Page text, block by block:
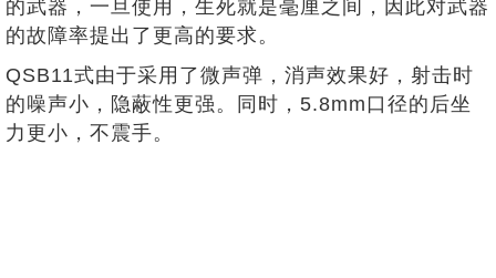
的武器，一旦使用，生死就是毫厘之间，因此对武器
的故障率提出了更高的要求。
QSB11式由于采用了微声弹，消声效果好，射击时
的噪声小，隐蔽性更强。同时，5.8mm口径的后坐
力更小，不震手。